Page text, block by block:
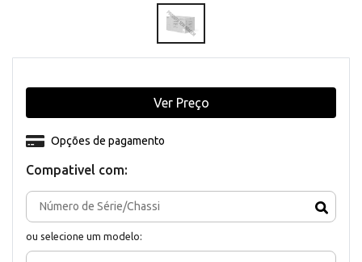
Compativel com:
ou selecione um modelo:
Opções de pagamento
Ver Preço